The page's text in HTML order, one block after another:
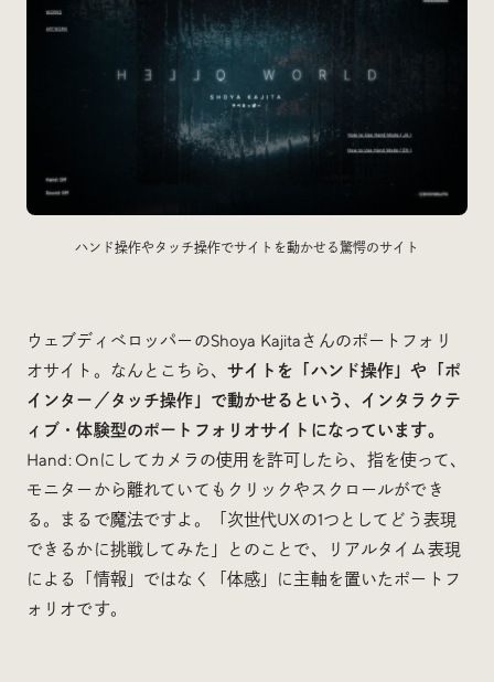
ハンド操作やタッチ操作でサイトを動かせる驚愕のサイト
ウェブディベロッパーのShoya Kajitaさんのポートフォリ
オサイト。なんとこちら、 サイトを「ハンド操作」や「ポ
インター／タッチ操作」で動かせるという、インタラクテ
ィブ・体験型のポートフォリオサイトになっています。
Hand: Onにしてカメラの使用を許可したら、指を使って、
モニターから離れていてもクリックやスクロールができ
る。まるで魔法ですよ。「次世代UXの1つとしてどう表現
できるかに挑戦してみた」とのことで、リアルタイム表現
による「情報」ではなく「体感」に主軸を置いたポートフ
ォリオです。